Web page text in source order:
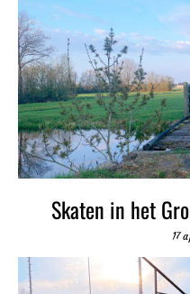
Skaten in het
17